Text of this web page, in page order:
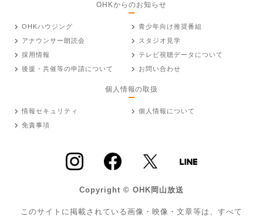
OHKからのお知らせ
OHKハウジング
青少年向け推奨番組
アナウンサー朗読会
スタジオ見学
採用情報
テレビ視聴データについて
後援・共催等の申請について
お問い合わせ
個人情報の取扱
情報セキュリティ
個人情報について
免責事項
Copyright © OHK岡山放送
このサイトに掲載されている画像・映像・文章等は、すべて